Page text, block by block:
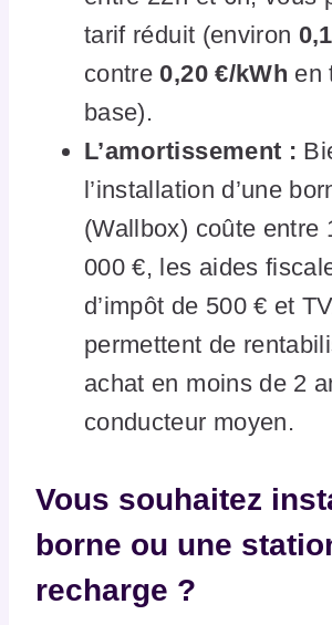
tarif réduit (environ
contre 0,20 €/kWh en
base).
L’amortissement :
l’installation d’une
(Wallbox) coûte entre
000 €, les aides
d’impôt de 500 € et
permettent de
achat en moins de 2
conducteur moyen.
Vous souhaitez
borne ou une
recharge ?